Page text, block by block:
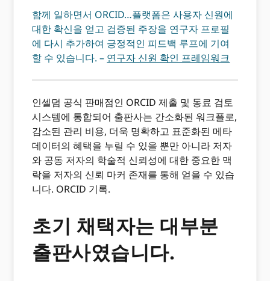
함께 일하면서 ORCID…플랫폼은 사용자 신원에
대한 확신을 얻고 검증된 주장을 연구자 프로필
에 다시 추가하여 긍정적인 피드백 루프에 기여
할 수 있습니다. – 연구자 신원 확인 프레임워크
인셀덤 공식 판매점인 ORCID 제출 및 동료 검토
시스템에 통합되어 출판사는 간소화된 워크플로,
감소된 관리 비용, 더욱 명확하고 표준화된 메타
데이터의 혜택을 누릴 수 있을 뿐만 아니라 저자
와 공동 저자의 학술적 신뢰성에 대한 중요한 맥
락을 저자의 신뢰 마커 존재를 통해 얻을 수 있습
니다. ORCID 기록.
초기 채택자는 대부분
출판사였습니다.